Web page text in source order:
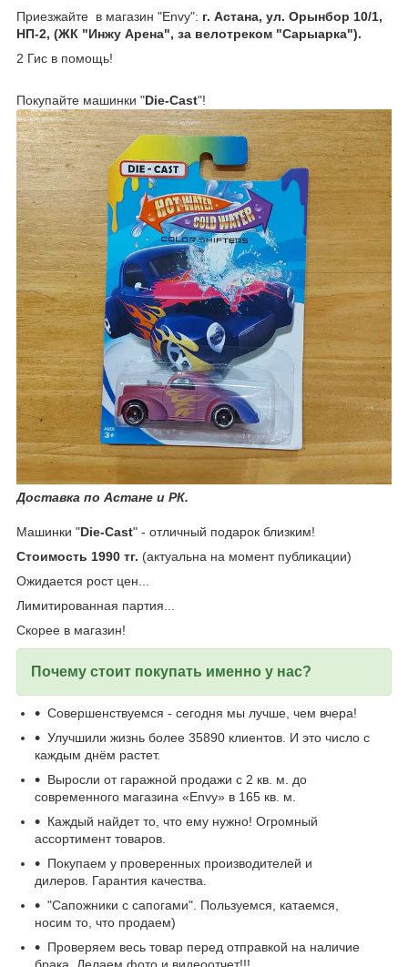
Приезжайте в магазин "Envy": г. Астана, ул. Орынбор 10/1,
НП-2, (ЖК "Инжу Арена", за велотреком "Сарыарка").
2 Гис в помощь!
Покупайте машинки "Die-Cast"!
Доставка по Астане и РК.
Машинки "Die-Cast" - отличный подарок близким!
Стоимость 1990 тг. (актуальна на момент публикации)
Ожидается рост цен...
Лимитированная партия...
Скорее в магазин!
Почему стоит покупать именно у нас?
Совершенствуемся - сегодня мы лучше, чем вчера!
Улучшили жизнь более 35890 клиентов. И это число с
каждым днём растет.
Выросли от гаражной продажи с 2 кв. м. до
современного магазина «Envy» в 165 кв. м.
Каждый найдет то, что ему нужно! Огромный
ассортимент товаров.
Покупаем у проверенных производителей и
дилеров. Гарантия качества.
"Сапожники с сапогами". Пользуемся, катаемся,
носим то, что продаем)
Проверяем весь товар перед отправкой на наличие
брака. Делаем фото и видеоотчет!!!